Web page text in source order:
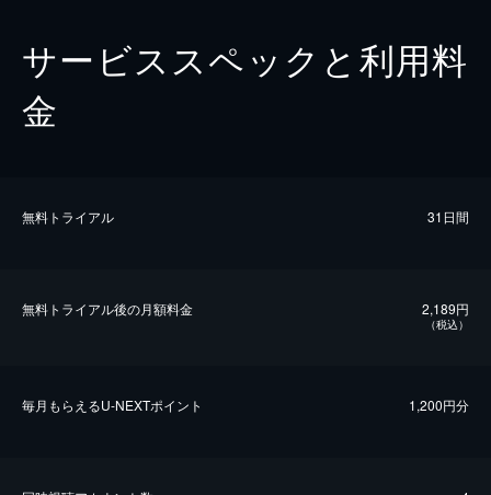
サービススペックと利用料
金
無料トライアル 31日間
無料トライアル後の⽉額料金 2,189円
（税込）
毎⽉もらえるU-NEXTポイント 1,200円分